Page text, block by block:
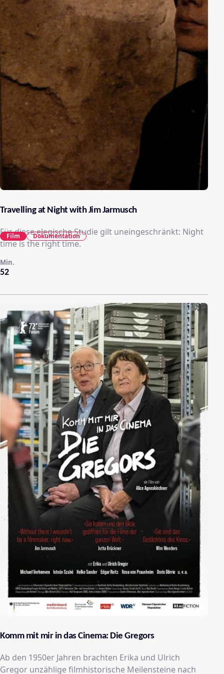
Travelling at Night with Jim Jarmusch
Für diese elegische Studie gilt uneingeschränkt: Night
time is the right time.
52
Min.
Film Dokumentation
Komm mit mir in das Cinema: Die Gregors
Ab den 1950er Jahren brachten Erika und Ulrich
Gregor unzählige filmhistorische Meilensteine ​​nach